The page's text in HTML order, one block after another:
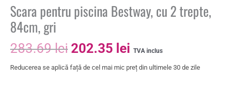
Scara pentru piscina Bestway, cu 2 trepte,
84cm, gri
283.69lei 202.35 lei TVA inclus
Reducerea se aplică față de cel mai mic preț din ultimele 30 de zile